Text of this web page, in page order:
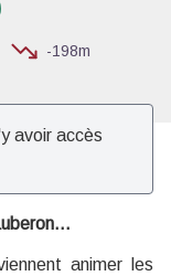
-198m
avoir accès
animer les